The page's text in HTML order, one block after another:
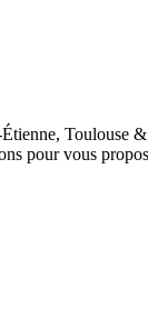
pour vous